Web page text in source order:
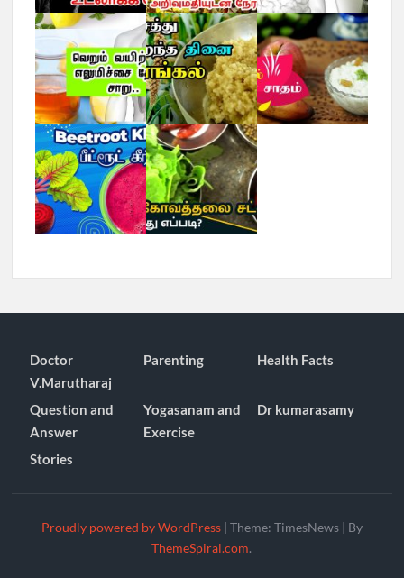
Doctor
V.Marutharaj
Parenting Health Facts
Question and
Answer
Yogasanam and
Exercise
Dr kumarasamy
Stories
Proudly powered by WordPress | Theme: TimesNews | By
ThemeSpiral.com.